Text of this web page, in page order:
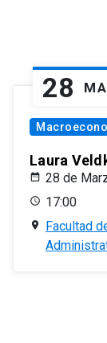
28
Laura
28 de
17:00
Facultad